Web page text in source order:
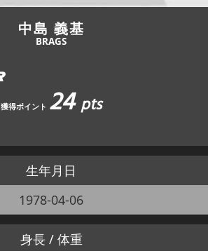
中島 義基
BRAGS
獲得ポイント 24pts
生年月日
1978-04-06
身長 / 体重